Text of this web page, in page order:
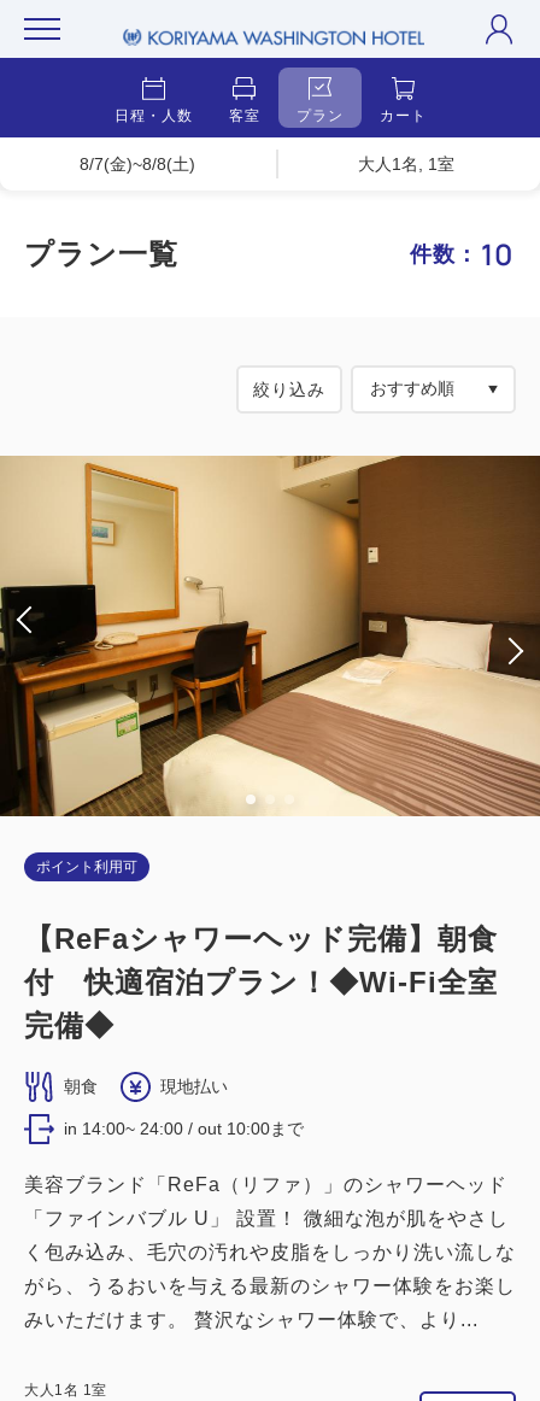
日程・人数 客室 プラン カート
8/7(金)~8/8(土) 大人1名, 1室
プラン一覧 件数： 10
絞り込み
ポイント利用可
【ReFaシャワーヘッド完備】朝食
付 快適宿泊プラン！◆Wi-Fi全室
完備◆
朝食 現地払い
in 14:00~ 24:00 / out 10:00まで
美容ブランド「ReFa（リファ）」のシャワーヘッド
「ファインバブル U」 設置！ 微細な泡が肌をやさし
く包み込み、毛穴の汚れや皮脂をしっかり洗い流しな
がら、うるおいを与える最新のシャワー体験をお楽し
みいただけます。 贅沢なシャワー体験で、より...
大人 1 名 1 室